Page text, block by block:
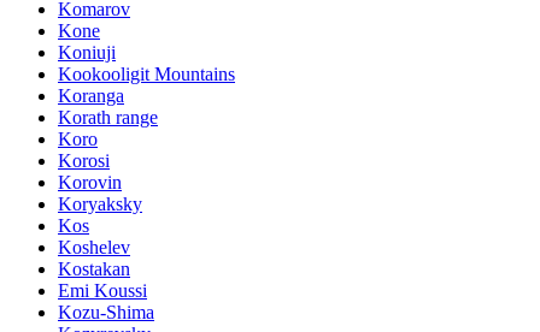
Komarov
Kone
Koniuji
Kookooligit Mountains
Koranga
Korath range
Koro
Korosi
Korovin
Koryaksky
Kos
Koshelev
Kostakan
Emi Koussi
Kozu-Shima